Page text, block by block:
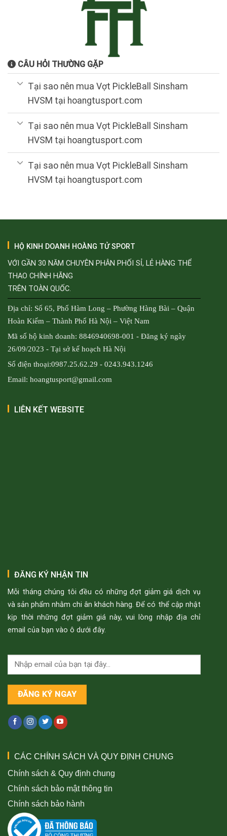
CÂU HỎI THƯỜNG GẶP
Tại sao nên mua Vợt PickleBall Sinsham
HVSM tại hoangtusport.com
Tại sao nên mua Vợt PickleBall Sinsham
HVSM tại hoangtusport.com
Tại sao nên mua Vợt PickleBall Sinsham
HVSM tại hoangtusport.com
HỘ KINH DOANH HOÀNG TỬ SPORT
VỚI GẦN 30 NĂM CHUYÊN PHÂN PHỐI SỈ, LẺ HÀNG THỂ
THAO CHÍNH HÃNG
TRÊN TOÀN QUỐC.
Địa chỉ: Số 65, Phố Hàm Long – Phường Hàng Bài – Quận
Hoàn Kiếm – Thành Phố Hà Nội – Việt Nam
Mã số hộ kinh doanh: 8846940698-001 - Đăng ký ngày
26/09/2023 - Tại sở kế hoạch Hà Nội
Số điện thoại:0987.25.62.29 - 0243.943.1246
Email: hoangtusport@gmail.com
LIÊN KẾT WEBSITE
ĐĂNG KÝ NHẬN TIN
Mỗi tháng chúng tôi đều có những đợt giảm giá dịch vụ
và sản phẩm nhằm chi ân khách hàng. Để có thể cập nhật
kịp thời những đợt giảm giá này, vui lòng nhập địa chỉ
email của bạn vào ô dưới đây.
CÁC CHÍNH SÁCH VÀ QUY ĐỊNH CHUNG
Chính sách & Quy định chung
Chính sách bảo mật thông tin
Chính sách bảo hành